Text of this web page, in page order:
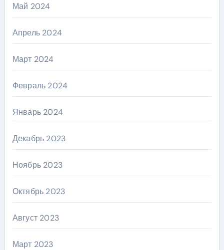
Май 2024
Апрель 2024
Март 2024
Февраль 2024
Январь 2024
Декабрь 2023
Ноябрь 2023
Октябрь 2023
Август 2023
Март 2023